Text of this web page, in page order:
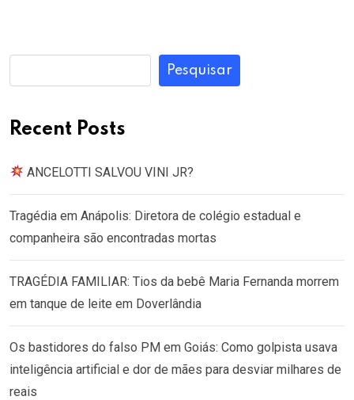
Pesquisar
Recent Posts
ANCELOTTI SALVOU VINI JR?
Tragédia em Anápolis: Diretora de colégio estadual e
companheira são encontradas mortas
TRAGÉDIA FAMILIAR: Tios da bebê Maria Fernanda morrem
em tanque de leite em Doverlândia
Os bastidores do falso PM em Goiás: Como golpista usava
inteligência artificial e dor de mães para desviar milhares de
reais